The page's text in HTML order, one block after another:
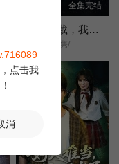
全集完结
含辛十八载，我的婆家全是假的
张耀尹/伍京隽/
，点击我
消